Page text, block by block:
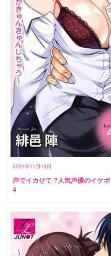
2021年11月13日
声でイカせて ?人気声優のイケ
4